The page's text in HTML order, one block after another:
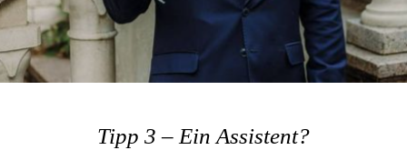
Tipp 3 – Ein Assistent?